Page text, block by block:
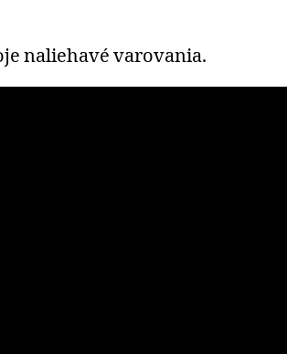
naliehavé varovania.